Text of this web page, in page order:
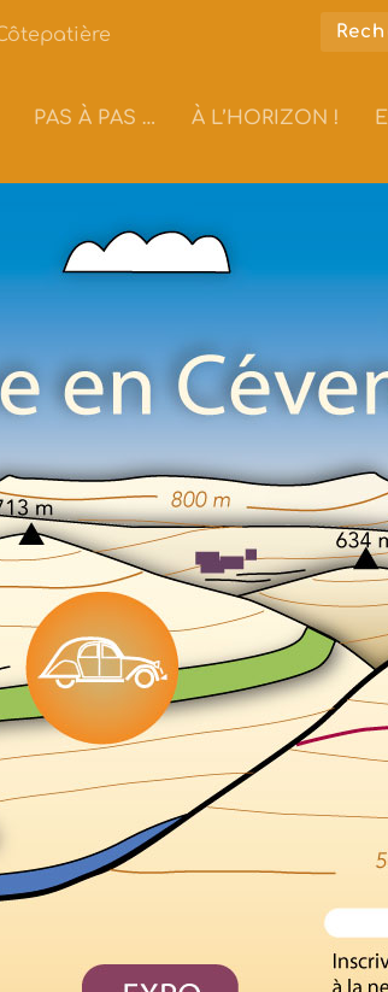
PAS À PAS … À L’HORIZON !